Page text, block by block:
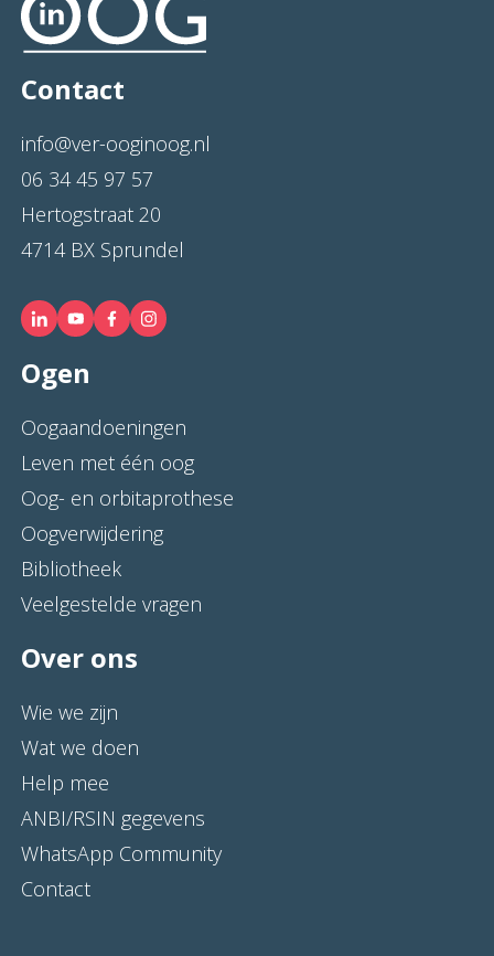
Contact
info@ver-ooginoog.nl
06 34 45 97 57
Hertogstraat 20
4714 BX Sprundel
Ogen
Oogaandoeningen
Leven met één oog
Oog- en orbitaprothese
Oogverwijdering
Bibliotheek
Veelgestelde vragen
Over ons
Wie we zijn
Wat we doen
Help mee
ANBI/RSIN gegevens
WhatsApp Community
Contact